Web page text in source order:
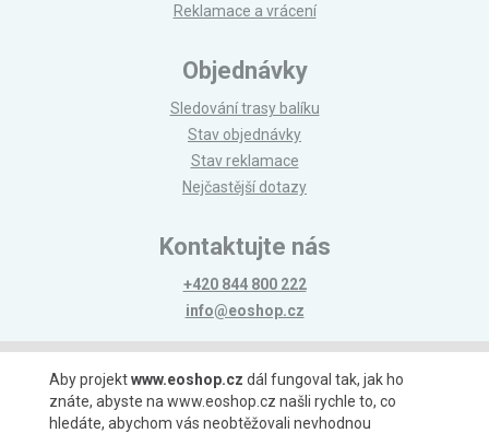
Reklamace a vrácení
Objednávky
Sledování trasy balíku
Stav objednávky
Stav reklamace
Nejčastější dotazy
Kontaktujte nás
+420 844 800 222
info@eoshop.cz
Možnosti platby
Aby projektwww.eoshop.cz dál fungoval tak, jak ho
znáte, abyste na www.eoshop.cz našli rychle to, co
hledáte, abychom vás neobtěžovali nevhodnou